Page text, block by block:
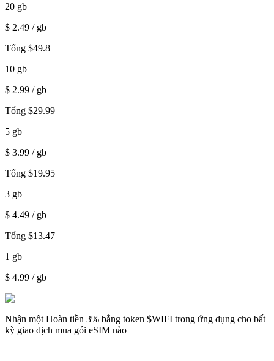
20 gb
$ 2.49 / gb
Tổng $49.8
10 gb
$ 2.99 / gb
Tổng $29.99
5 gb
$ 3.99 / gb
Tổng $19.95
3 gb
$ 4.49 / gb
Tổng $13.47
1 gb
$ 4.99 / gb
Nhận một Hoàn tiền 3% bằng token $WIFI trong ứng dụng cho bất
kỳ giao dịch mua gói eSIM nào